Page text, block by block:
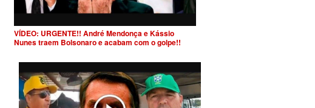
VÍDEO: URGENTE!! André Mendonça e Kássio
Nunes traem Bolsonaro e acabam com o golpe!!